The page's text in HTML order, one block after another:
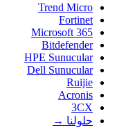
Trend Micro
Fortinet
Microsoft 365
Bitdefender
HPE Sunucular
Dell Sunucular
Ruijie
Acronis
3CX
حلولنا →